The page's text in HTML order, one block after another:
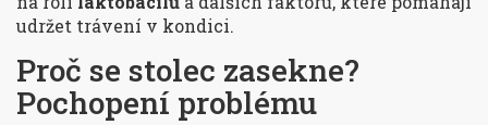
udržet trávení v kondici.
Proč se stolec zasekne?
Pochopení problému